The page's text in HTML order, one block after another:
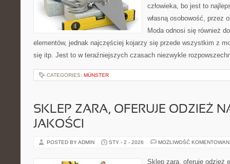
człowieka, bo jest to
własną osobowość, przez
Moda odnosi się również
elementów, jednak najczęściej kojarzy się przede wszystkim z
się itp. Jest to w teraźniejszych czasach niezwykle
CATEGORIES: MÜNSTER
SKLEP ZARA, OFERUJE ODZIEŻ
JAKOŚCI
POSTED BY ADMIN STY - 2 - 2026 MOŻLIWOŚĆ
Sklep zara, oferuje odzież